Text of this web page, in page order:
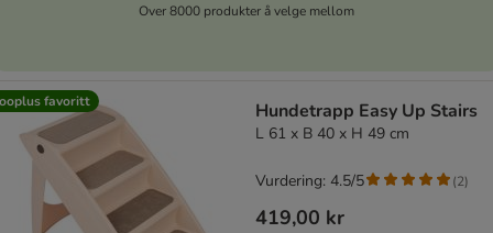
Over 8000 produkter å velge mellom
favoritt Hundetrapp Easy Up Stairs
L 61 x B 40 x H 49 cm
419,00 kr
Vurdering: 4.5/5 (2)